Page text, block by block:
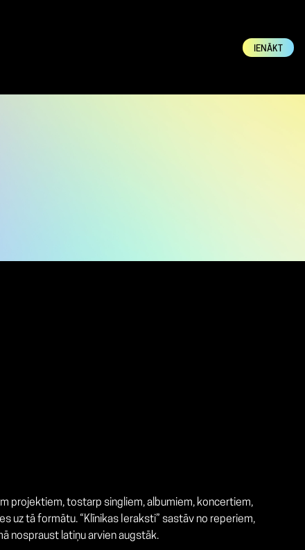
IENĀKT
projektiem, tostarp singliem, albumiem, koncertiem,
uz tā formātu. “Klīnikas Ieraksti” sastāv no reperiem,
nospraust latiņu arvien augstāk.